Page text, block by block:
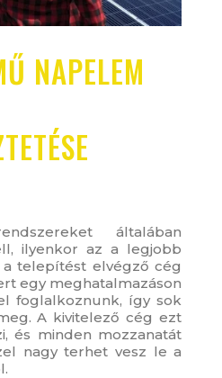
NAPELEM
általában
ilyenkor az a legjobb
telepítést elvégző cég
egy meghatalmazáson
foglalkoznunk, így sok
A kivitelező cég ezt
és minden mozzanatát
nagy terhet vesz le a